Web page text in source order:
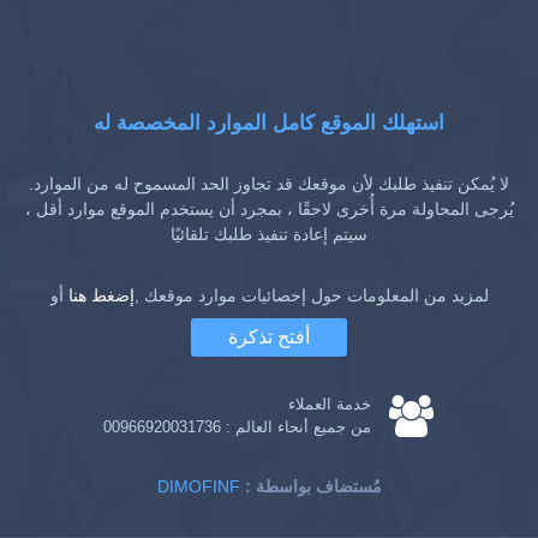
استهلك الموقع كامل الموارد المخصصة له
لا يُمكن تنفيذ طلبك لأن موقعك قد تجاوز الحد المسموح له من الموارد.
يُرجى المحاولة مرة أُخرى لاحقًا ، بمجرد أن يستخدم الموقع موارد أقل ،
سيتم إعادة تنفيذ طلبك تلقائيًا
لمزيد من المعلومات حول إحصائيات موارد موقعك ,إضغط هنا أو
أفتح تذكرة
خدمة العملاء
من جميع أنحاء العالم : 00966920031736
DIMOFINF : مُستضاف بواسطة